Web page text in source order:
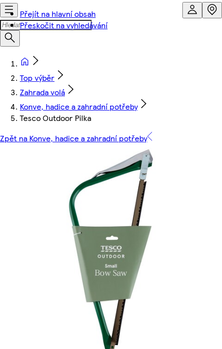
Přejít na hlavní obsah
Přeskočit na vyhledávání
Top výběr
Zahrada volá
Konve, hadice a zahradní potřeby
Tesco Outdoor Pilka
Zpět na Konve, hadice a zahradní potřeby